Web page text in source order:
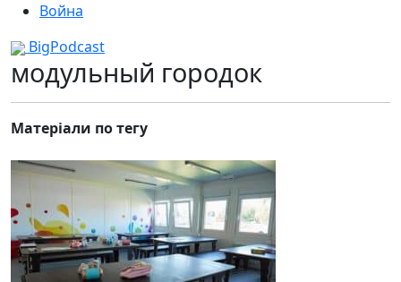
Война
BigPodcast
модульный городок
Матеріали по тегу